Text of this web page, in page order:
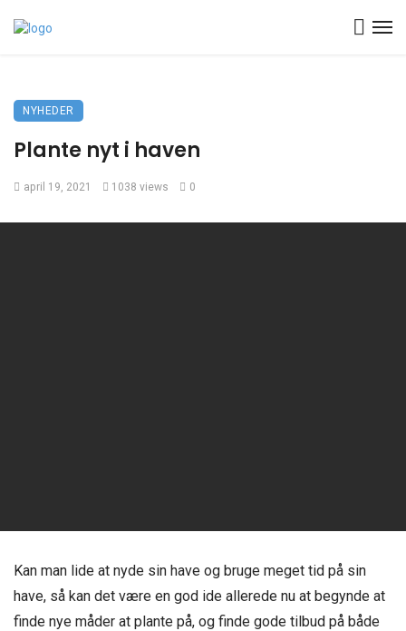
NYHEDER
Plante nyt i haven
april 19, 2021 1038 views 0
Kan man lide at nyde sin have og bruge meget tid på sin
have, så kan det være en god ide allerede nu at begynde at
finde nye måder at plante på, og finde gode tilbud på både